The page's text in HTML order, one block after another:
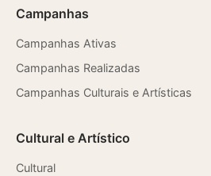
Campanhas
Campanhas Ativas
Campanhas Realizadas
Campanhas Culturais e Artísticas
Cultural e Artístico
Cultural